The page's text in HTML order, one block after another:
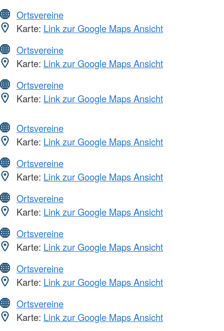
Ortsvereine
Karte: Link zur Google Maps Ansicht
Ortsvereine
Karte: Link zur Google Maps Ansicht
Ortsvereine
Karte: Link zur Google Maps Ansicht
Ortsvereine
Karte: Link zur Google Maps Ansicht
Ortsvereine
Karte: Link zur Google Maps Ansicht
Ortsvereine
Karte: Link zur Google Maps Ansicht
Ortsvereine
Karte: Link zur Google Maps Ansicht
Ortsvereine
Karte: Link zur Google Maps Ansicht
Ortsvereine
Karte: Link zur Google Maps Ansicht